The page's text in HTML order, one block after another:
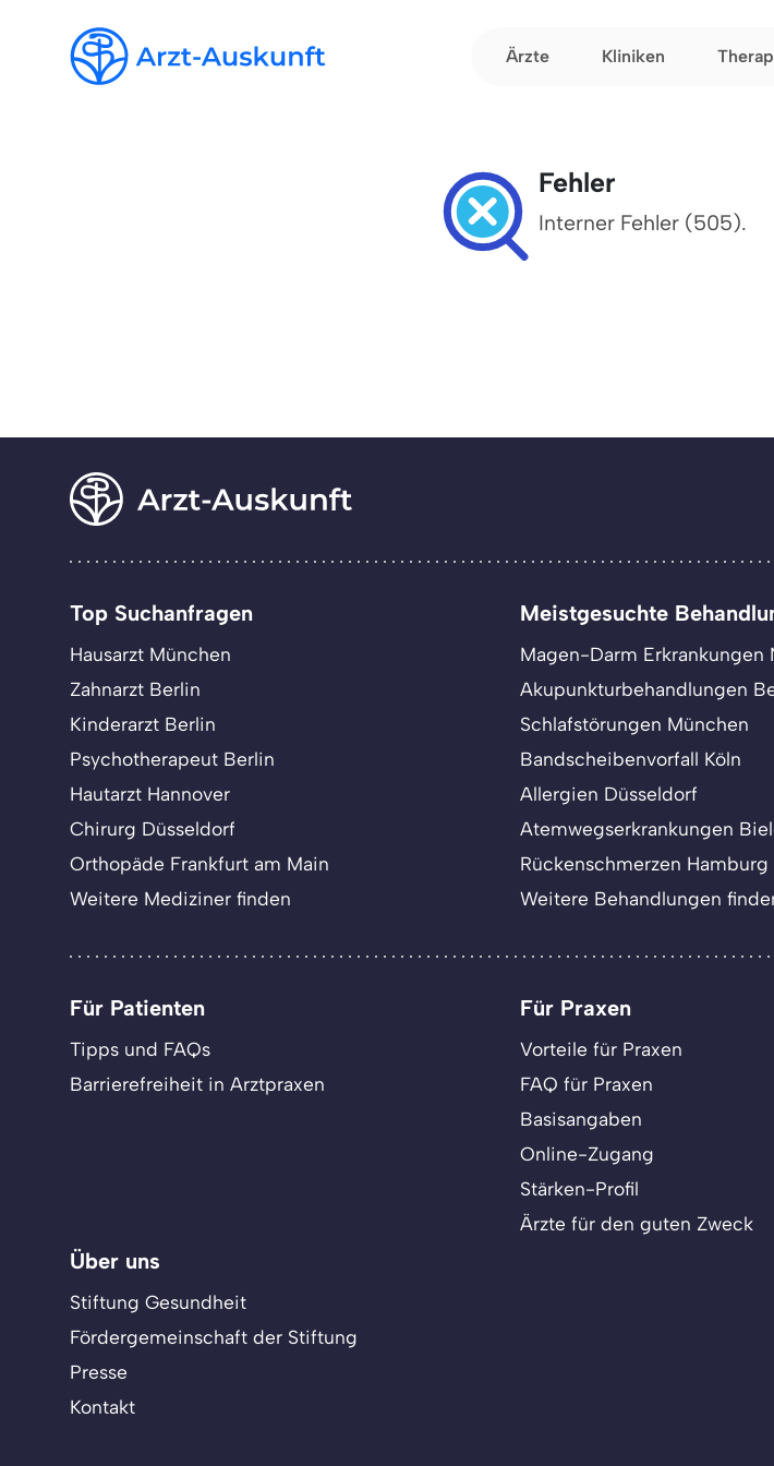
Ärzte Kliniken
Fehler
Interner Fehler (505).
Top Suchanfragen
Hausarzt München
Zahnarzt Berlin
Kinderarzt Berlin
Psychotherapeut Berlin
Hautarzt Hannover
Chirurg Düsseldorf
Orthopäde Frankfurt am Main
Weitere Mediziner finden
Meistgesuchte
Magen-Darm Erkrankungen
Akupunkturbehandlungen
Schlafstörungen München
Bandscheibenvorfall Köln
Allergien Düsseldorf
Atemwegserkrankungen
Rückenschmerzen Hamburg
Weitere Behandlungen
Für Patienten
Tipps und FAQs
Barrierefreiheit in Arztpraxen
Für Praxen
Vorteile für Praxen
FAQ für Praxen
Basisangaben
Online-Zugang
Stärken-Profil
Ärzte für den guten Zweck
Über uns
Stiftung Gesundheit
Fördergemeinschaft der Stiftung
Presse
Kontakt